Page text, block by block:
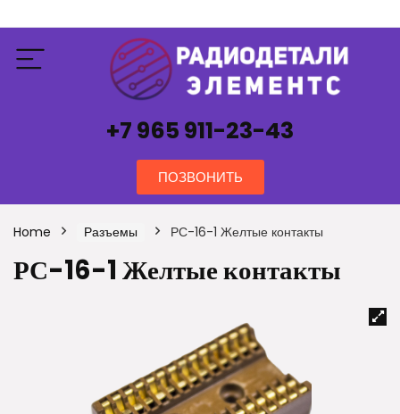
+7 965 911-23-43
ПОЗВОНИТЬ
Home Разъемы РС-16-1 Желтые контакты
РС-16-1 Желтые контакты